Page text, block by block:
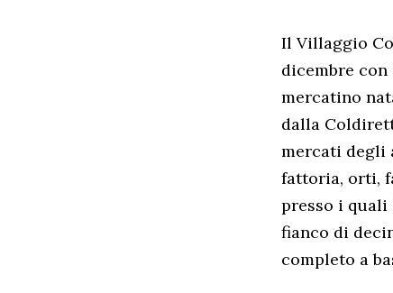
Il Villaggio
dicembre
mercatino
dalla
mercati degli
fattoria, orti,
presso i quali
fianco di
completo a